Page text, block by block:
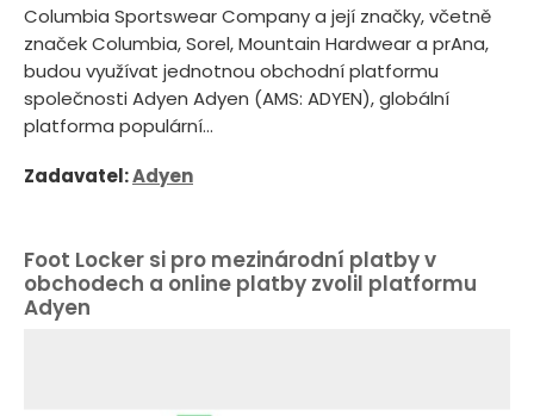
Columbia Sportswear Company a její značky, včetně
značek Columbia, Sorel, Mountain Hardwear a prAna,
budou využívat jednotnou obchodní platformu
společnosti Adyen Adyen (AMS: ADYEN), globální
platforma populární...
Zadavatel:Adyen
Foot Locker si pro mezinárodní platby v
obchodech a online platby zvolil platformu
Adyen